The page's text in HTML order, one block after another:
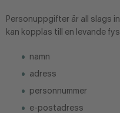
Personuppgifter är all slags
kan kopplas till en levande
namn
adress
personnummer
e-postadress